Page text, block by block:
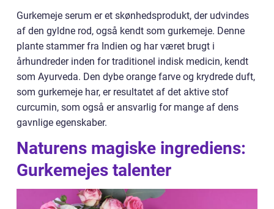
Gurkemeje serum er et skønhedsprodukt, der udvindes
af den gyldne rod, også kendt som gurkemeje. Denne
plante stammer fra Indien og har været brugt i
århundreder inden for traditionel indisk medicin, kendt
som Ayurveda. Den dybe orange farve og krydrede duft,
som gurkemeje har, er resultatet af det aktive stof
curcumin, som også er ansvarlig for mange af dens
gavnlige egenskaber.
Naturens magiske ingrediens:
Gurkemejes talenter